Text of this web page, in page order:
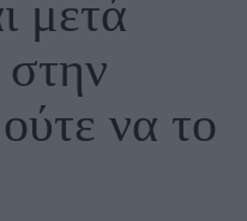
μετά
να το